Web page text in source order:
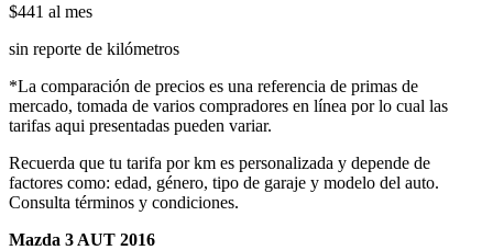
$441 al mes
sin reporte de kilómetros
*La comparación de precios es una referencia de primas de
mercado, tomada de varios compradores en línea por lo cual las
tarifas aqui presentadas pueden variar.
Recuerda que tu tarifa por km es personalizada y depende de
factores como: edad, género, tipo de garaje y modelo del auto.
Consulta términos y condiciones.
Mazda 3 AUT 2016